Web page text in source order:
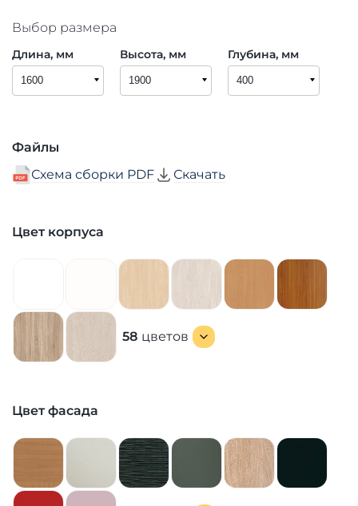
Выбор размера
Длина, мм Высота, мм Глубина, мм
Файлы
Схема сборки PDF
Скачать
Цвет корпуса
58 цветов
Цвет фасада